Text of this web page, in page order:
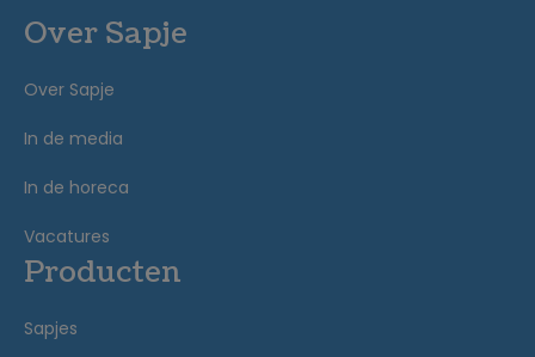
Over Sapje
Over Sapje
In de media
In de horeca
Vacatures
Producten
Sapjes